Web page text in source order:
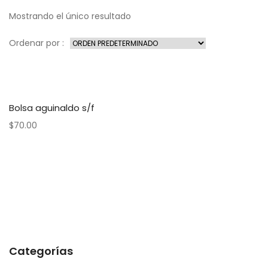
Mostrando el único resultado
Ordenar por :
Bolsa aguinaldo s/f
$70.00
Categorías